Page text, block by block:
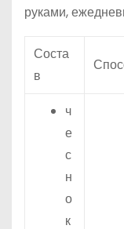
руками,
Соста
в
ч
е
с
н
о
к